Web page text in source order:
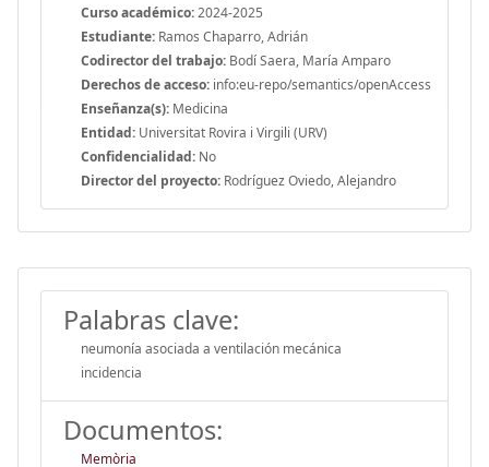
Curso académico:2024-2025
Estudiante: Ramos Chaparro, Adrián
Codirector del trabajo: Bodí Saera, María Amparo
Derechos de acceso: info:eu-repo/semantics/openAccess
Enseñanza(s): Medicina
Entidad: Universitat Rovira i Virgili (URV)
Confidencialidad: No
Director del proyecto: Rodríguez Oviedo, Alejandro
Palabras clave:
neumonía asociada a ventilación mecánica
incidencia
Documentos:
Memòria